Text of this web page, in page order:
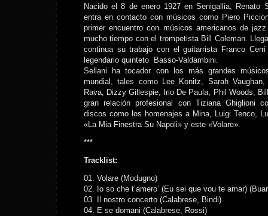
Nacido el 8 de enero 1927 en Senigallia, Renato
entra en contacto con músicos como Piero
primer encuentro con músicos americanos de
mucho tiempo con el trompetista Bill Coleman.
continua su trabajo con el guitarrista Franco
legendario quinteto Basso-Valdambini.
Sellani ha tocador con los más grandes
mundial, tales como Lee Konitz, Sarah
Rava, Dizzy Gillespie, Irio De Paula, Phil Woods,
gran relación profesional con Tiziana Ghiglioni
discos como los homenajes a Mina, Luigi Tenco,
«La Mia Finestra Su Napoli» y este «Volare».
***
Tracklist:
01. Volare (Modugno)
02. Io so che t’amero’ (Eu sei que vou te amar)
03. Il nostro concerto (Calabrese, Bindi)
04. E se domani (Calabrese, Rossi)